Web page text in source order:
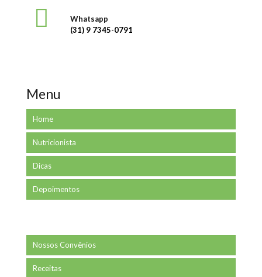
Whatsapp
(31) 9 7345-0791
Menu
Home
Nutricionista
Dicas
Depoimentos
Nossos Convênios
Receitas